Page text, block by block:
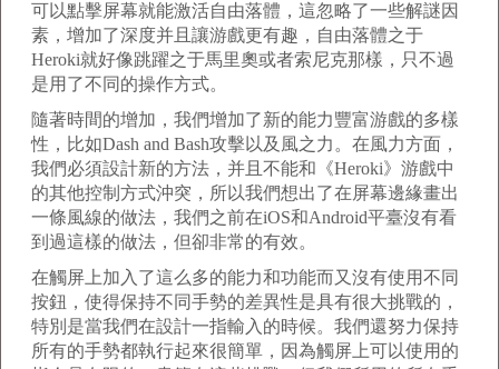
可以點擊屏幕就能激活自由落體，這忽略了一些解謎因
素，增加了深度并且讓游戲更有趣，自由落體之于
Heroki就好像跳躍之于馬里奧或者索尼克那樣，只不過
是用了不同的操作方式。
隨著時間的增加，我們增加了新的能力豐富游戲的多樣
性，比如Dash and Bash攻擊以及風之力。在風力方面，
我們必須設計新的方法，并且不能和《Heroki》游戲中
的其他控制方式沖突，所以我們想出了在屏幕邊緣畫出
一條風線的做法，我們之前在iOS和Android平臺沒有看
到過這樣的做法，但卻非常的有效。
在觸屏上加入了這么多的能力和功能而又沒有使用不同
按鈕，使得保持不同手勢的差異性是具有很大挑戰的，
特別是當我們在設計一指輸入的時候。我們還努力保持
所有的手勢都執行起來很簡單，因為觸屏上可以使用的